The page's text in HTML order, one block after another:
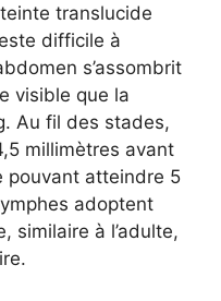
translucide
difficile à
s’assombrit
visible que la
Au fil des stades,
millimètres avant
pouvant atteindre 5
adoptent
similaire à l’adulte,